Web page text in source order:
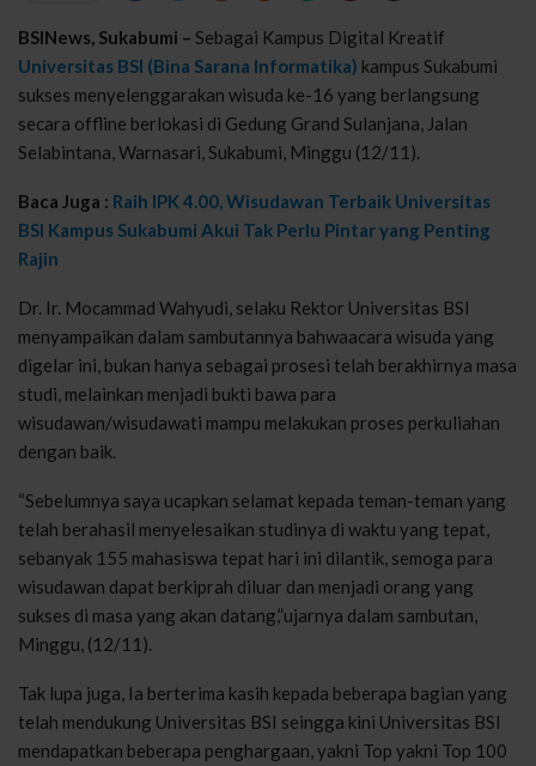
BSINews, Sukabumi – Sebagai Kampus Digital Kreatif
Universitas BSI (Bina Sarana Informatika) kampus Sukabumi
sukses menyelenggarakan wisuda ke-16 yang berlangsung
secara offline berlokasi di Gedung Grand Sulanjana, Jalan
Selabintana, Warnasari, Sukabumi, Minggu (12/11).
Baca Juga : Raih IPK 4.00, Wisudawan Terbaik Universitas
BSI Kampus Sukabumi Akui Tak Perlu Pintar yang Penting
Rajin
Dr. Ir. Mocammad Wahyudi, selaku Rektor Universitas BSI
menyampaikan dalam sambutannya bahwaacara wisuda yang
digelar ini, bukan hanya sebagai prosesi telah berakhirnya masa
studi, melainkan menjadi bukti bawa para
wisudawan/wisudawati mampu melakukan proses perkuliahan
dengan baik.
“Sebelumnya saya ucapkan selamat kepada teman-teman yang
telah berahasil menyelesaikan studinya di waktu yang tepat,
sebanyak 155 mahasiswa tepat hari ini dilantik, semoga para
wisudawan dapat berkiprah diluar dan menjadi orang yang
sukses di masa yang akan datang,”ujarnya dalam sambutan,
Minggu, (12/11).
Tak lupa juga, Ia berterima kasih kepada beberapa bagian yang
telah mendukung Universitas BSI seingga kini Universitas BSI
mendapatkan beberapa penghargaan, yakni Top yakni Top 100